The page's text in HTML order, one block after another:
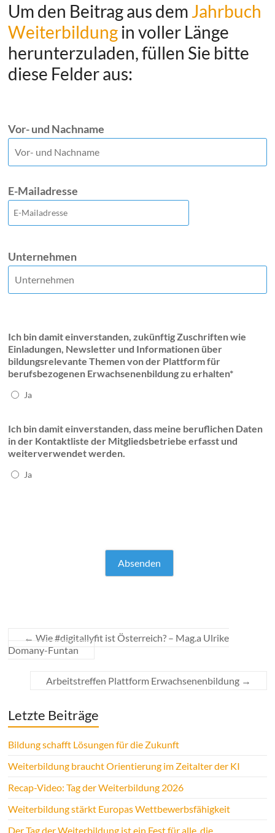
Um den Beitrag aus dem Jahrbuch
Weiterbildung in voller Länge
herunterzuladen, füllen Sie bitte
diese Felder aus:
Vor- und Nachname
E-Mailadresse
Unternehmen
Ich bin damit einverstanden, zukünftig Zuschriften wie
Einladungen, Newsletter und Informationen über
bildungsrelevante Themen von der Plattform für
berufsbezogenen Erwachsenenbildung zu erhalten*
Ja
Ich bin damit einverstanden, dass meine beruflichen Daten
in der Kontaktliste der Mitgliedsbetriebe erfasst und
weiterverwendet werden.
Ja
← Wie #digitallyfit ist Österreich? – Mag.a Ulrike
Domany-Funtan
Arbeitstreffen Plattform Erwachsenenbildung →
Letzte Beiträge
Bildung schafft Lösungen für die Zukunft
Weiterbildung braucht Orientierung im Zeitalter der KI
Recap-Video: Tag der Weiterbildung 2026
Weiterbildung stärkt Europas Wettbewerbsfähigkeit
Der Tag der Weiterbildung ist ein Fest für alle, die